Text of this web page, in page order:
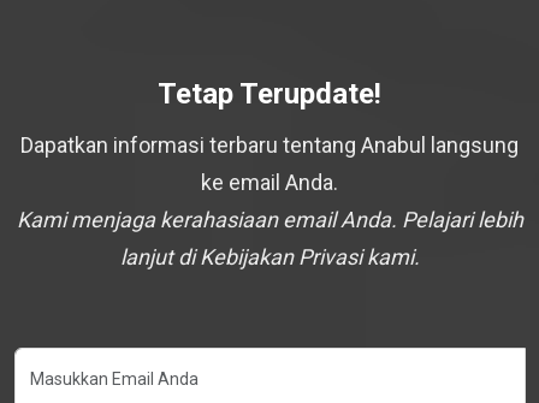
Tetap Terupdate!
Dapatkan informasi terbaru tentang Anabul langsung
ke email Anda.
Kami menjaga kerahasiaan email Anda. Pelajari lebih
lanjut di Kebijakan Privasi kami.